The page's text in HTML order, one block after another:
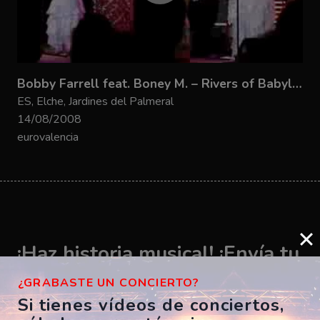
Bobby Farrell feat. Boney M. – Rivers of Babylon
ES, Elche, Jardines del Palmeral
14/08/2008
eurovalencia
¡Haz historia musical! ¡Envía tu
vídeo ahora!
¿GRABASTE UN CONCIERTO?
Si tienes vídeos de conciertos,